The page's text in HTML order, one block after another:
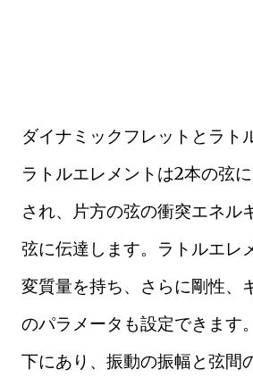
ダイナミックフレットとラト
ラトルエレメントは2本の弦
され、片方の弦の衝突エネル
弦に伝達します。ラトルエレ
変質量を持ち、さらに剛性、
のパラメータも設定できます
下にあり、振動の振幅と弦間